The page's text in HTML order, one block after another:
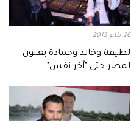
26 يناير 2013
لطيفة وخالد وحمادة يغنون
لمصر حتى "آخر نفس"